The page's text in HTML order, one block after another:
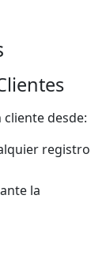
desde:
registro
la